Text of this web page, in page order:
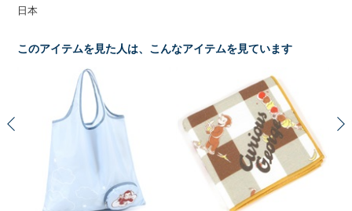
日本
このアイテムを見た人は、こんなアイテムを見ています